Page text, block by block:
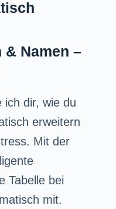
Namen –
ich dir, wie du
erweitern
Mit der
Tabelle bei
mit.